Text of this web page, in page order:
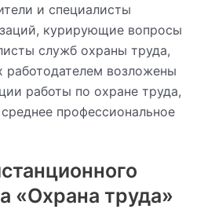
и специалисты
курирующие вопросы
служб охраны труда,
работодателем возложены
работы по охране труда,
профессиональное
«Охрана труда»